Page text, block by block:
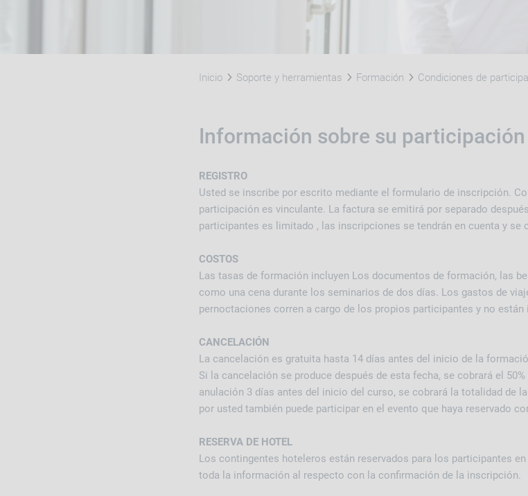
Inicio Soporte y herramientas Formación Condiciones de
Información sobre su participación
REGISTRO
Usted se inscribe por escrito mediante el formulario de inscripción.
participación es vinculante. La factura se emitirá por separado
participantes es limitado , las inscripciones se tendrán en cuenta y se
COSTOS
Las tasas de formación incluyen Los documentos de formación, las
como una cena durante los seminarios de dos días. Los gastos de
pernoctaciones corren a cargo de los propios participantes y no
CANCELACIÓN
La cancelación es gratuita hasta 14 días antes del inicio de la
Si la cancelación se produce después de esta fecha, se cobrará el
anulación 3 días antes del inicio del curso, se cobrará la totalidad de
por usted también puede participar en el evento que haya reservado
RESERVA DE HOTEL
Los contingentes hoteleros están reservados para los participantes
toda la información al respecto con la confirmación de la inscripción.